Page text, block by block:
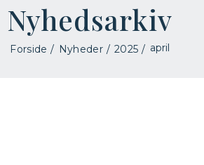
Nyhedsarkiv
Forside Nyheder 2025 april